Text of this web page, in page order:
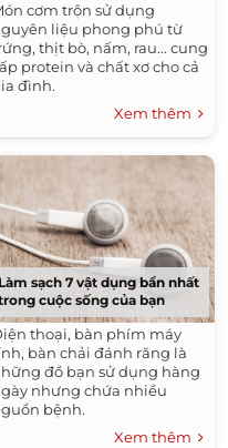
cơm trộn sử dụng
liệu phong phú từ
thịt bò, nấm, rau... cung
protein và chất xơ cho cả
đình.
Xem thêm
Làm sạch 7 vật dụng bẩn nhất
cuộc sống của bạn
thoại, bàn phím máy
bàn chải đánh răng là
đồ bạn sử dụng hàng
nhưng chứa nhiều
bệnh.
Xem thêm